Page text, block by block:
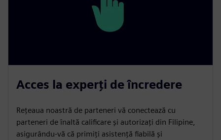
Acces la experți de încredere
Rețeaua noastră de parteneri vă conectează cu
parteneri de înaltă calificare și autorizați din Filipine,
asigurându-vă că primiți asistență fiabilă și